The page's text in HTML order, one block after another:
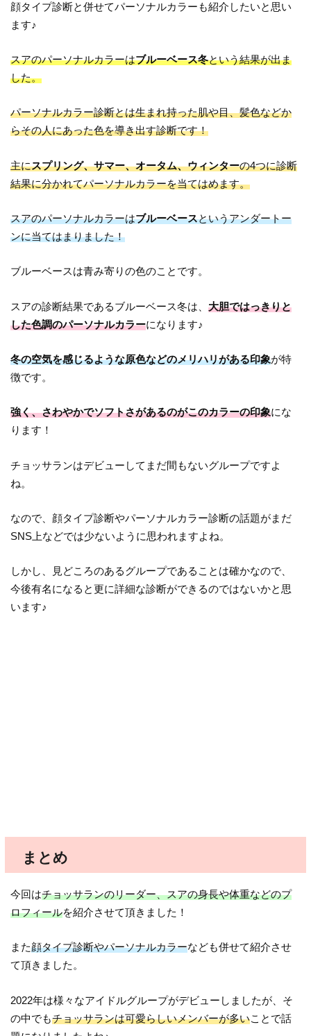
顔タイプ診断と併せてパーソナルカラーも紹介したいと思い
ます♪
スアのパーソナルカラーはブルーベース冬という結果が出ま
した。
パーソナルカラー診断とは生まれ持った肌や目、髪色などか
らその人にあった色を導き出す診断です！
主にスプリング、サマー、オータム、ウィンターの4つに診断
結果に分かれてパーソナルカラーを当てはめます。
スアのパーソナルカラーはブルーベースというアンダートー
ンに当てはまりました！
ブルーベースは青み寄りの色のことです。
スアの診断結果であるブルーベース冬は、大胆ではっきりと
した色調のパーソナルカラーになります♪
冬の空気を感じるような原色などのメリハリがある印象が特
徴です。
強く、さわやかでソフトさがあるのがこのカラーの印象にな
ります！
チョッサランはデビューしてまだ間もないグループですよ
ね。
なので、顔タイプ診断やパーソナルカラー診断の話題がまだ
SNS上などでは少ないように思われますよね。
しかし、見どころのあるグループであることは確かなので、
今後有名になると更に詳細な診断ができるのではないかと思
います♪
まとめ
今回はチョッサランのリーダー、スアの身長や体重などのプ
ロフィールを紹介させて頂きました！
また顔タイプ診断やパーソナルカラーなども併せて紹介させ
て頂きました。
2022年は様々なアイドルグループがデビューしましたが、そ
の中でもチョッサランは可愛らしいメンバーが多いことで話